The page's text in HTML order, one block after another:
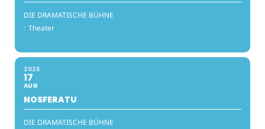
DIE DRAMATISCHE BÜHNE
: Theater
2026
17
AUG
NOSFERATU
DIE DRAMATISCHE BÜHNE